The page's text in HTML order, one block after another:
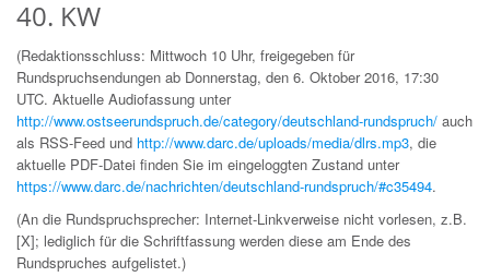
40. KW
(Redaktionsschluss: Mittwoch 10 Uhr, freigegeben für
Rundspruchsendungen ab Donnerstag, den 6. Oktober 2016, 17:30
UTC. Aktuelle Audiofassung unter
http://www.ostseerundspruch.de/category/deutschland-rundspruch/ auch
als RSS-Feed und http://www.darc.de/uploads/media/dlrs.mp3, die
aktuelle PDF-Datei finden Sie im eingeloggten Zustand unter
https://www.darc.de/nachrichten/deutschland-rundspruch/#c35494.
(An die Rundspruchsprecher: Internet-Linkverweise nicht vorlesen, z.B.
[X]; lediglich für die Schriftfassung werden diese am Ende des
Rundspruches aufgelistet.)